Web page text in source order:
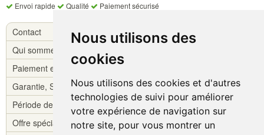
Nous utilisons des
cookies
Nous utilisons des cookies et d'autres
technologies de suivi pour améliorer
votre expérience de navigation sur
notre site, pour vous montrer un
Envoi rapide Qualité Paiement sécurisé
Contact
Qui sommes-nous ?
Paiement et livraison
Garantie, S.A.V.
Période de réflexion
Offre spéciale !